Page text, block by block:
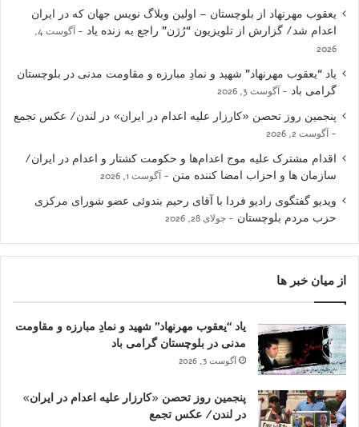
یعقوب مهرنهاد از بلوچستان – اولین وبلاگ نویس جهان که در ایران
اعدام شد/ گزارش از تلویزیون “رُژن” راجع به زنده یاد
آگوست 4,
2026
یاد “یعقوب مهرنهاد” شهید و نمادِ مبارزه و مقاومت مدنی در بلوچستان
گرامی باد
آگوست 3, 2026
پنجمین روز تحصن «کارزار علیه اعدام در ایران» در لندن/ عکس تجمع
آگوست 2, 2026
اقدام مشترک علیه موج اعدام‌ها و حکومت کشتار و اعدام در ایران/
سازمان ها و احزاب امضا کننده متن
آگوست 1, 2026
ویدیو گفتگوی رادیو فردا با آقای رحیم بندوئی عضو شورای مرکزی
حزب مردم بلوچستان
جولای 28, 2026
از میان خبر ها
یاد “یعقوب مهرنهاد” شهید و نمادِ مبارزه و مقاومت
مدنی در بلوچستان گرامی باد
آگوست 3, 2026
پنجمین روز تحصن «کارزار علیه اعدام در ایران»
در لندن/ عکس تجمع